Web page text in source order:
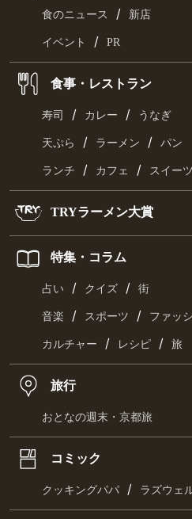
食のニュース / 新店
イベント / PR
食事・レストラン
寿司 / カレー / うなぎ
天ぷら / ラーメン / パン
ランチ / カフェ / スイーツ
TRYラーメン大賞
特集・コラム
占い / クイズ / 街
音楽 / スポーツ / ファッ
カルチャー / レシピ / 旅
旅行
おとなの週末・京都旅
コミック
クッキングパパ / ラズウェ